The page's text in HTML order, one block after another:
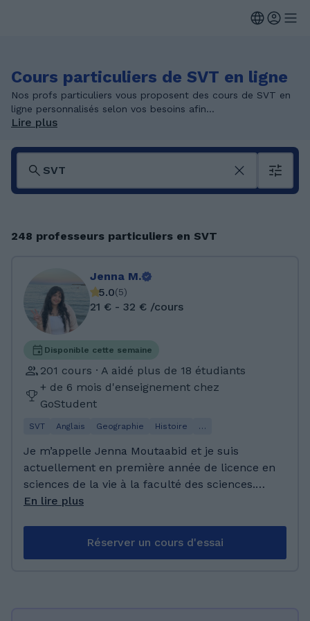
Cours particuliers de SVT en ligne
Nos profs particuliers vous proposent des cours de SVT en
ligne personnalisés selon vos besoins afin...
Lire plus
248 professeurs particuliers en SVT
Jenna M.
5.0(5)
21 € - 32 € /cours
Disponible cette semaine
201 cours · A aidé plus de 18 étudiants
+ de 6 mois d'enseignement chez
GoStudent
SVT Anglais Geographie Histoire …
Je m’appelle Jenna Moutaabid et je suis
actuellement en première année de licence en
sciences de la vie à la faculté des sciences.
J’ai un réel intérêt pour l’enseignement et
apprendre davantage sur le monde qui nous
En lire plus
Réserver un cours d'essai